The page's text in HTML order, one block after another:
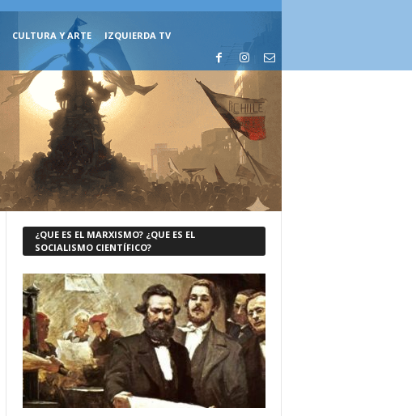
CULTURA Y ARTE IZQUIERDA TV
¿QUE ES EL MARXISMO? ¿QUE ES EL
SOCIALISMO CIENTÍFICO?